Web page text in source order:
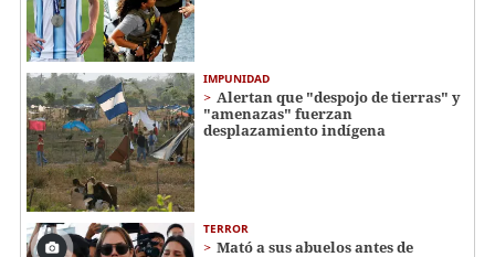
IMPUNIDAD
Alertan que "despojo de tierras" y
"amenazas" fuerzan
desplazamiento indígena
TERROR
Mató a sus abuelos antes de